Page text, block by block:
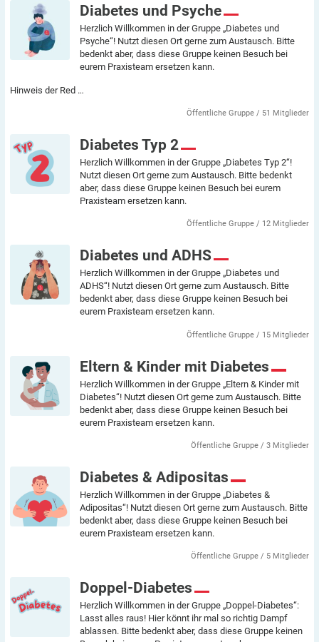
Diabetes und Psyche
Herzlich Willkommen in der Gruppe „Diabetes und
Psyche“! Nutzt diesen Ort gerne zum Austausch. Bitte
bedenkt aber, dass diese Gruppe keinen Besuch bei
eurem Praxisteam ersetzen kann.
Hinweis der Red …
Öffentliche Gruppe / 51 Mitglieder
Diabetes Typ 2
Herzlich Willkommen in der Gruppe „Diabetes Typ 2“!
Nutzt diesen Ort gerne zum Austausch. Bitte bedenkt
aber, dass diese Gruppe keinen Besuch bei eurem
Praxisteam ersetzen kann.
Öffentliche Gruppe / 12 Mitglieder
Diabetes und ADHS
Herzlich Willkommen in der Gruppe „Diabetes und
ADHS“! Nutzt diesen Ort gerne zum Austausch. Bitte
bedenkt aber, dass diese Gruppe keinen Besuch bei
eurem Praxisteam ersetzen kann.
Öffentliche Gruppe / 15 Mitglieder
Eltern & Kinder mit Diabetes
Herzlich Willkommen in der Gruppe „Eltern & Kinder mit
Diabetes“! Nutzt diesen Ort gerne zum Austausch. Bitte
bedenkt aber, dass diese Gruppe keinen Besuch bei
eurem Praxisteam ersetzen kann.
Öffentliche Gruppe / 3 Mitglieder
Diabetes & Adipositas
Herzlich Willkommen in der Gruppe „Diabetes &
Adipositas“! Nutzt diesen Ort gerne zum Austausch. Bitte
bedenkt aber, dass diese Gruppe keinen Besuch bei
eurem Praxisteam ersetzen kann.
Öffentliche Gruppe / 5 Mitglieder
Doppel-Diabetes
Herzlich Willkommen in der Gruppe „Doppel-Diabetes“:
Lasst alles raus! Hier könnt ihr mal so richtig Dampf
ablassen. Bitte bedenkt aber, dass diese Gruppe keinen